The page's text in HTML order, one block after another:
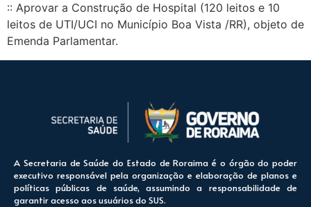
:: Aprovar a Construção de Hospital (120 leitos e 10
leitos de UTI/UCI no Município Boa Vista /RR), objeto de
Emenda Parlamentar.
A Secretaria de Saúde do Estado de Roraima é o órgão do poder
executivo responsável pela organização e elaboração de planos e
políticas públicas de saúde, assumindo a responsabilidade de
garantir acesso aos usuários do SUS.